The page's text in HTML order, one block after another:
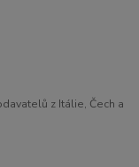
z Itálie, Čech a